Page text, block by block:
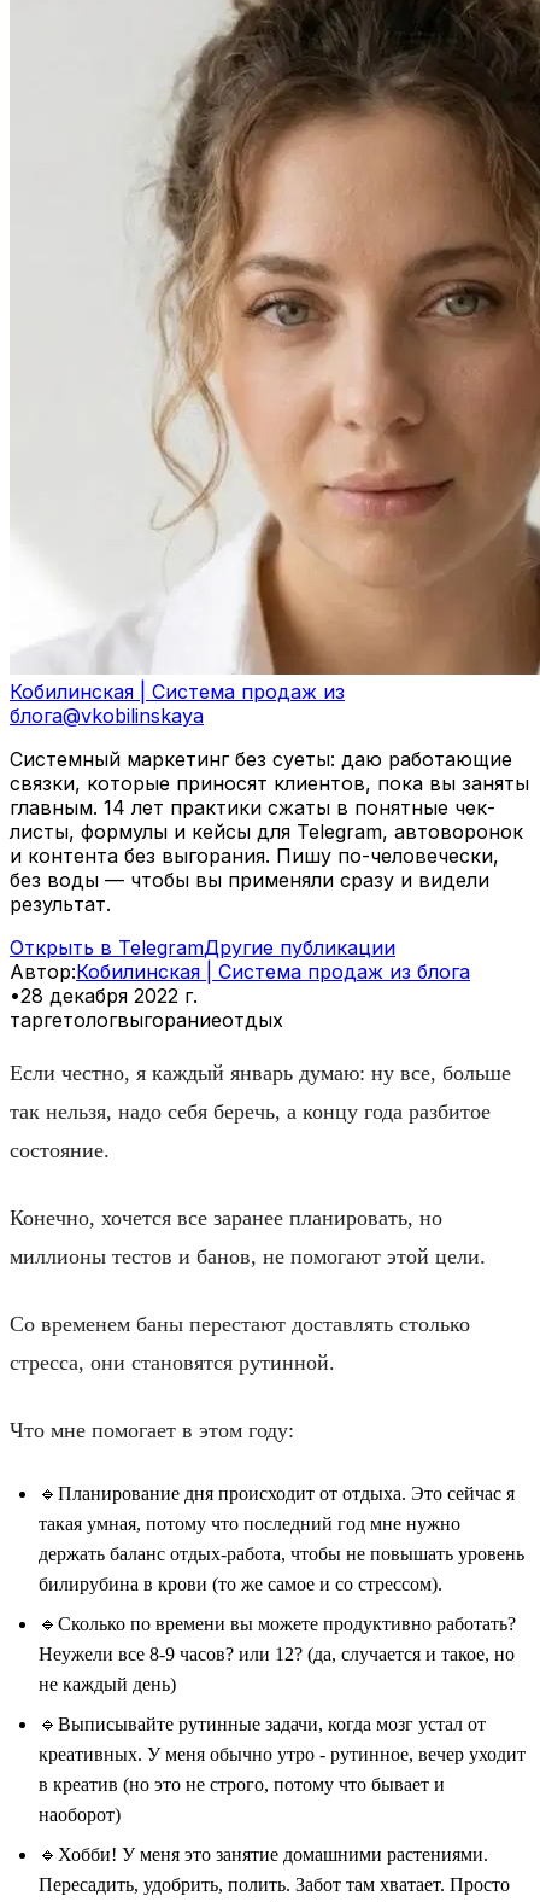
Кобилинская | Система продаж из
блога@vkobilinskaya
Системный маркетинг без суеты: даю работающие
связки, которые приносят клиентов, пока вы заняты
главным. 14 лет практики сжаты в понятные чек-
листы, формулы и кейсы для Telegram, автоворонок
и контента без выгорания. Пишу по-человечески,
без воды — чтобы вы применяли сразу и видели
результат.
Открыть в TelegramДругие публикации
Автор:Кобилинская | Система продаж из блога
•28 декабря 2022 г.
таргетологвыгораниеотдых
Если честно, я каждый январь думаю: ну все, больше
так нельзя, надо себя беречь, а концу года разбитое
состояние.
Конечно, хочется все заранее планировать, но
миллионы тестов и банов, не помогают этой цели.
Со временем баны перестают доставлять столько
стресса, они становятся рутинной.
Что мне помогает в этом году:
🔹Планирование дня происходит от отдыха. Это сейчас я
такая умная, потому что последний год мне нужно
держать баланс отдых-работа, чтобы не повышать уровень
билирубина в крови (то же самое и со стрессом).
🔹Сколько по времени вы можете продуктивно работать?
Неужели все 8-9 часов? или 12? (да, случается и такое, но
не каждый день)
🔹Выписывайте рутинные задачи, когда мозг устал от
креативных. У меня обычно утро - рутинное, вечер уходит
в креатив (но это не строго, потому что бывает и
наоборот)
🔹Хобби! У меня это занятие домашними растениями.
Пересадить, удобрить, полить. Забот там хватает. Просто